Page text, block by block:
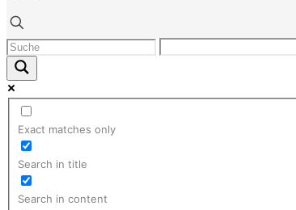
Exact matches only
Search in title
Search in content